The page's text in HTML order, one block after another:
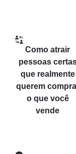
Como atrair
pessoas
que realmente
querem
o que você
vende